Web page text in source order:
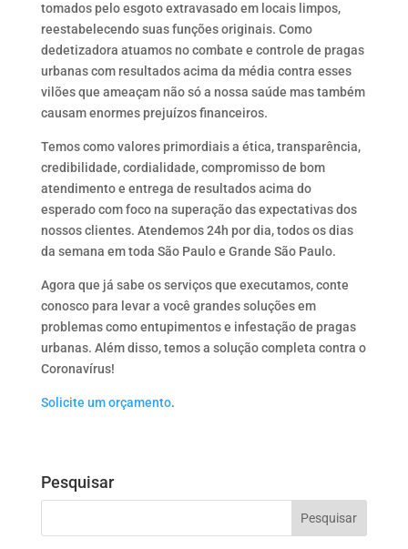
tomados pelo esgoto extravasado em locais limpos,
reestabelecendo suas funções originais. Como
dedetizadora atuamos no combate e controle de pragas
urbanas com resultados acima da média contra esses
vilões que ameaçam não só a nossa saúde mas também
causam enormes prejuízos financeiros.
Temos como valores primordiais a ética, transparência,
credibilidade, cordialidade, compromisso de bom
atendimento e entrega de resultados acima do
esperado com foco na superação das expectativas dos
nossos clientes. Atendemos 24h por dia, todos os dias
da semana em toda São Paulo e Grande São Paulo.
Agora que já sabe os serviços que executamos, conte
conosco para levar a você grandes soluções em
problemas como entupimentos e infestação de pragas
urbanas. Além disso, temos a solução completa contra o
Coronavírus!
Solicite um orçamento.
Pesquisar